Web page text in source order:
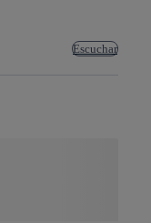
Escuchar